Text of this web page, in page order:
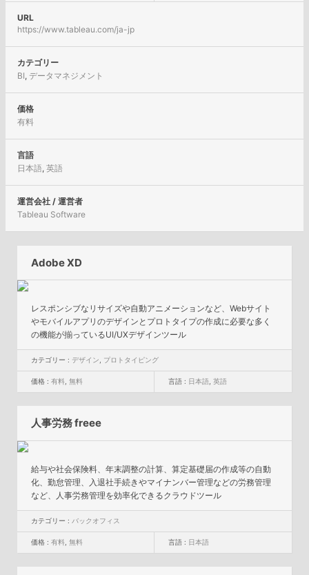
URL
https://www.tableau.com/ja-jp
カテゴリー
BI, データマネジメント
価格
有料
言語
日本語,英語
運営会社 / 運営者
Tableau Software
Adobe XD
レスポンシブなリサイズや自動アニメーションなど、Webサイト
やモバイルアプリのデザインとプロトタイプの作成に必要な多く
の機能が揃っているUI/UXデザインツール
カテゴリー : デザイン プロトタイピング
価格 :有料 ,無料 言語 : 日本語 英語
人事労務 freee
給与や社会保険料、年末調整の計算、算定基礎届の作成等の自動
化、勤怠管理、入退社手続きやマイナンバー管理などの労務管理
など、人事労務管理を効率化できるクラウドツール
カテゴリー : バックオフィス
価格 :有料 ,無料 言語 : 日本語